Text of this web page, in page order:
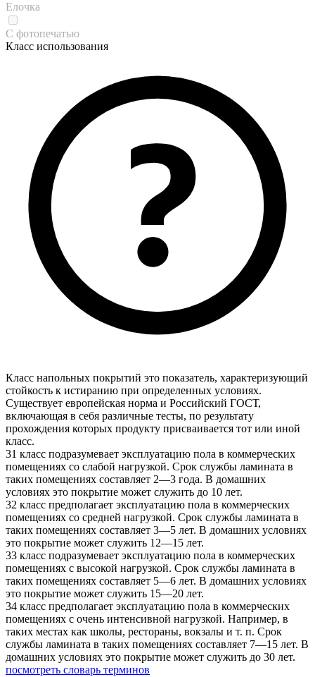
Елочка
С фотопечатью
Класс использования
Класс напольных покрытий это показатель, характеризующий
стойкость к истиранию при определенных условиях.
Существует европейская норма и Российский ГОСТ,
включающая в себя различные тесты, по результату
прохождения которых продукту присваивается тот или иной
класс.
31 класс подразумевает эксплуатацию пола в коммерческих
помещениях со слабой нагрузкой. Срок службы ламината в
таких помещениях составляет 2—3 года. В домашних
условиях это покрытие может служить до 10 лет.
32 класс предполагает эксплуатацию пола в коммерческих
помещениях со средней нагрузкой. Срок службы ламината в
таких помещениях составляет 3—5 лет. В домашних условиях
это покрытие может служить 12—15 лет.
33 класс подразумевает эксплуатацию пола в коммерческих
помещениях с высокой нагрузкой. Срок службы ламината в
таких помещениях составляет 5—6 лет. В домашних условиях
это покрытие может служить 15—20 лет.
34 класс предполагает эксплуатацию пола в коммерческих
помещениях с очень интенсивной нагрузкой. Например, в
таких местах как школы, рестораны, вокзалы и т. п. Срок
службы ламината в таких помещениях составляет 7—15 лет. В
домашних условиях это покрытие может служить до 30 лет.
посмотреть словарь терминов